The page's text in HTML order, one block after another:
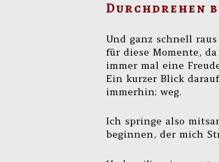
Durchdrehen
Und ganz schnell
für diese Momente,
immer mal eine
Ein kurzer Blick
immerhin: weg.
Ich springe also
beginnen, der mich